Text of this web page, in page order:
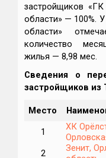
застройщиков
области» — 100%.
области»
количество
жилья — 8,98 мес.
Сведения о
застройщиков из
Место
1
ХК
2
Зенит,